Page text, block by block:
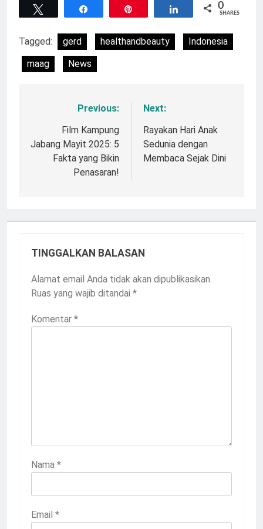
Share 0
SHARES
Tagged: gerd healthandbeauty
Indonesia
maag
News
NavigasiPrevious:
Film Kampung
Jabang Mayit 2025: 5
Fakta yang Bikin
Penasaran!
Next:
Rayakan Hari Anak
Sedunia dengan
Membaca Sejak Dini
TINGGALKAN BALASAN
Alamat email Anda tidak akan dipublikasikan.
Ruas yang wajib ditandai *
Komentar *
Nama *
Email *